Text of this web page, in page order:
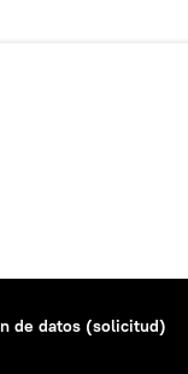
de datos (solicitud)